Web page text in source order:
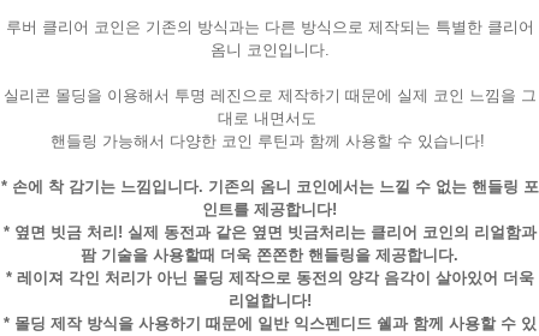
페이코 ID로
루버 클리어 코인은 기존의 방식과는 다른 방식으로 제작되는 특별한 클리어
옴니 코인입니다.
실리콘 몰딩을 이용해서 투명 레진으로 제작하기 때문에 실제 코인 느낌을 그
대로 내면서도
핸들링 가능해서 다양한 코인 루틴과 함께 사용할 수 있습니다!
* 손에 착 감기는 느낌입니다. 기존의 옴니 코인에서는 느낄 수 없는 핸들링 포
인트를 제공합니다!
* 옆면 빗금 처리! 실제 동전과 같은 옆면 빗금처리는 클리어 코인의 리얼함과
팜 기술을 사용할때 더욱 쫀쫀한 핸들링을 제공합니다.
* 레이져 각인 처리가 아닌 몰딩 제작으로 동전의 양각 음각이 살아있어 더욱
리얼합니다!
* 몰딩 제작 방식을 사용하기 때문에 일반 익스펜디드 쉘과 함께 사용할 수 있